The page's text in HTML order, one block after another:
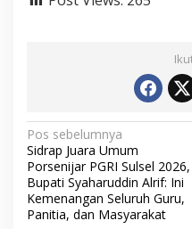
N
a
v
i
Pos sebelumnya
Sidrap Juara Umum
Porsenijar PGRI Sulsel 2026,
Bupati Syaharuddin Alrif: Ini
Kemenangan Seluruh Guru,
Panitia, dan Masyarakat